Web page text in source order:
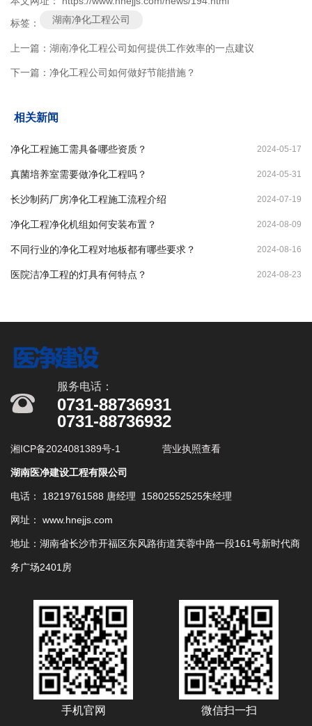
标签： 湖南净化工程公司
上一篇： 湖南净化工程公司如何提供工作效率的一点建议
下一篇： 净化工程公司如何做好节能措施？
相关新闻
2024-05-17
净化工程施工需具备哪些资质？
2024-05-31
真菌培养室需要做净化工程吗？
2024-07-19
长沙制药厂房净化工程施工流程介绍
2024-08-09
净化工程净化机组如何安装布置？
2024-08-16
不同行业的净化工程对地板都有哪些要求？
2024-08-23
医院洁净工程的灯具有何特点？
服务电话：
0731-88736931
0731-88736932
湘ICP备2024081389号-1 营业执照查看
湖南医净建设工程有限公司
电话： 18219761588 唐经理 15802552525朱经理
网址： www.hnejjs.com
地址：湖南省长沙市开福区东风路街道芙蓉中路一段161号新时代商
务广场2401房
手机官网 微信扫一扫